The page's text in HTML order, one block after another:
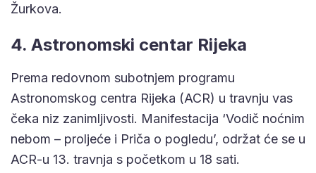
Žurkova.
4. Astronomski centar Rijeka
Prema redovnom subotnjem programu
Astronomskog centra Rijeka (ACR) u travnju vas
čeka niz zanimljivosti. Manifestacija ‘Vodič noćnim
nebom – proljeće i Priča o pogledu’, održat će se u
ACR-u 13. travnja s početkom u 18 sati.